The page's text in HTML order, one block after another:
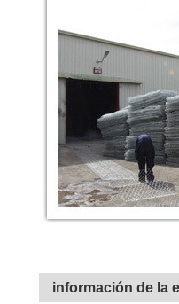
información de la